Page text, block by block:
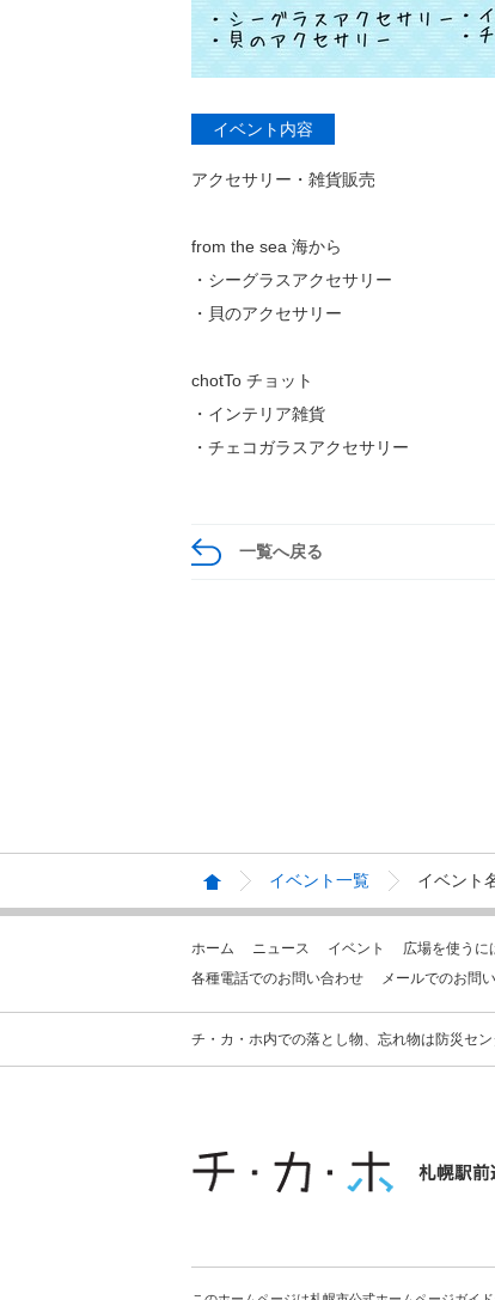
イベント内容
アクセサリー・雑貨販売
from the sea 海から
・シーグラスアクセサリー
・貝のアクセサリー
chotTo チョット
・インテリア雑貨
・チェコガラスアクセサリー
一覧へ戻る
イベント一覧 イベント
ホーム ニュース イベント 広場を使うに
各種電話でのお問い合わせ
メールでのお問
チ・カ・ホ内での落とし物、忘れ物は防災セ